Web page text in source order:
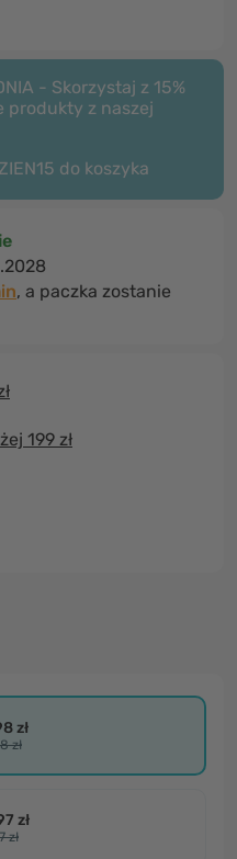
- Skorzystaj z 15%
produkty z naszej
do koszyka
, a paczka zostanie
199 zł
zł
zł
zł
zł